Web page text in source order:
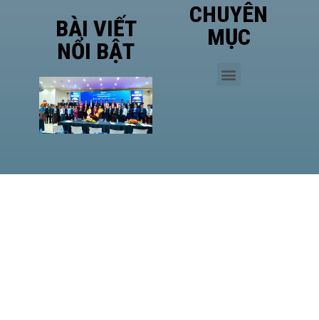
BÀI VIẾT
NỔI BẬT
Hà Văn
CHUYÊN
MỤC